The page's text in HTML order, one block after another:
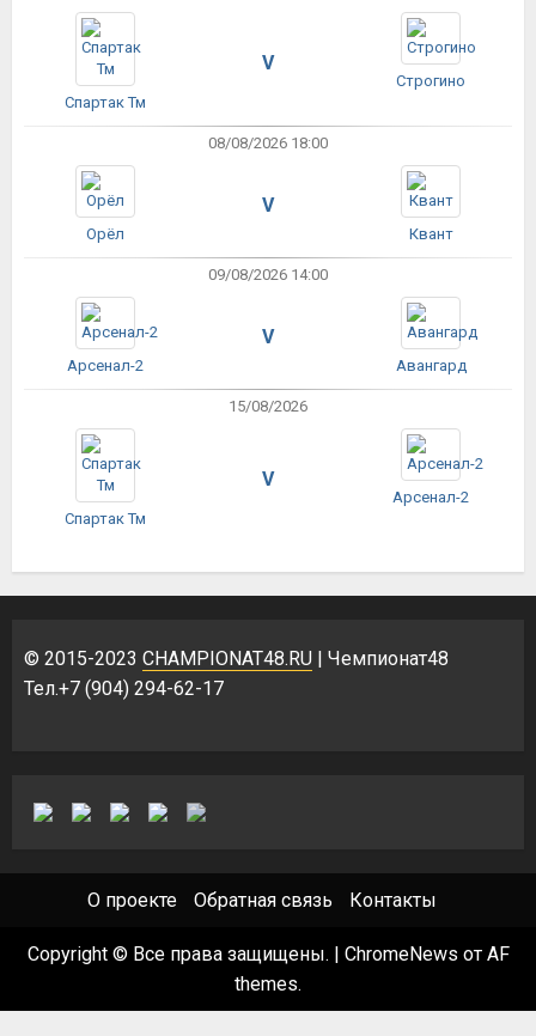
Спартак Тм
V
Строгино
08/08/2026 18:00
Орёл
V
Квант
09/08/2026 14:00
Арсенал-2
V
Авангард
15/08/2026
Спартак Тм
V
Арсенал-2
© 2015-2023 CHAMPIONAT48.RU | Чемпионат48
Тел.+7 (904) 294-62-17
О проекте Обратная связь Контакты
Copyright © Все права защищены. | ChromeNews от AF
themes.